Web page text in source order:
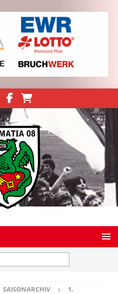
SAISONARCHIV
1.